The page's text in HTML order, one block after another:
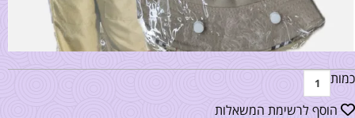
כמות
הוסף לרשימת המשאלות